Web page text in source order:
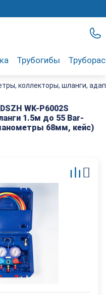
Трубогибы
коллекторы, шланги,
WK-P6002S
1.5м до 55 Bar-
68мм, кейс)